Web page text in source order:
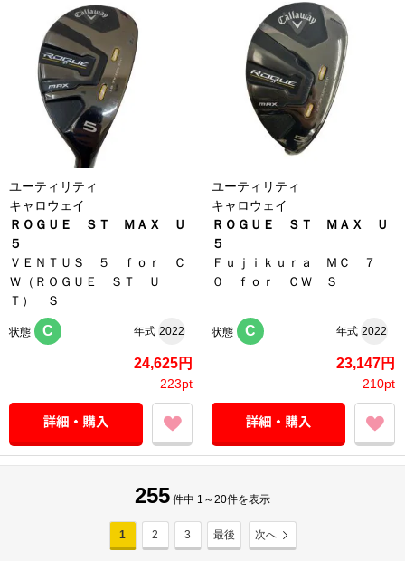
ユーティリティ
キャロウェイ
ＲＯＧＵＥ ＳＴ ＭＡＸ Ｕ
５
ＶＥＮＴＵＳ ５ ｆｏｒ Ｃ
Ｗ（ＲＯＧＵＥ ＳＴ Ｕ
Ｔ） Ｓ
状態 C 年式 2022
24,625円
223pt
ユーティリティ
キャロウェイ
ＲＯＧＵＥ ＳＴ ＭＡＸ Ｕ
５
Ｆｕｊｉｋｕｒａ ＭＣ ７
０ ｆｏｒ ＣＷ Ｓ
状態 C 年式 2022
23,147円
210pt
255 件中 1～20件を表示
1 2 3 最後 次へ